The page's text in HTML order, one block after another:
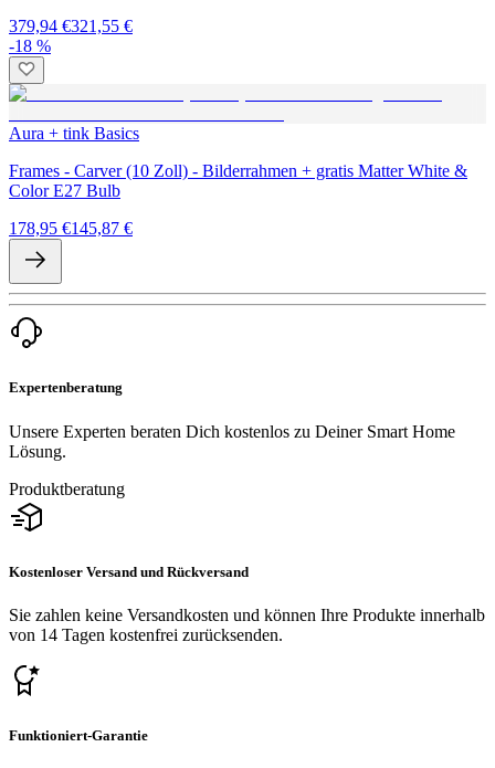
379,94 €321,55 €
-18 %
Aura + tink Basics
Frames - Carver (10 Zoll) - Bilderrahmen + gratis Matter White &
Color E27 Bulb
178,95 €145,87 €
Expertenberatung
Unsere Experten beraten Dich kostenlos zu Deiner Smart Home
Lösung.
Produktberatung
Kostenloser Versand und Rückversand
Sie zahlen keine Versandkosten und können Ihre Produkte innerhalb
von 14 Tagen kostenfrei zurücksenden.
Funktioniert-Garantie